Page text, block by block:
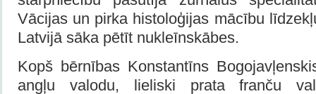
Vācijas un pirka histoloģijas mācību
Latvijā sāka pētīt nukleīnskābes.
Kopš bērnības Konstantīns
angļu valodu, lieliski prata franču